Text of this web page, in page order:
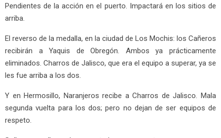
Pendientes de la acción en el puerto. Impactará en los sitios de
arriba.
El reverso de la medalla, en la ciudad de Los Mochis: los Cañeros
recibirán a Yaquis de Obregón. Ambos ya prácticamente
eliminados. Charros de Jalisco, que era el equipo a superar, ya se
les fue arriba a los dos.
Y en Hermosillo, Naranjeros recibe a Charros de Jalisco. Mala
segunda vuelta para los dos; pero no dejan de ser equipos de
respeto.